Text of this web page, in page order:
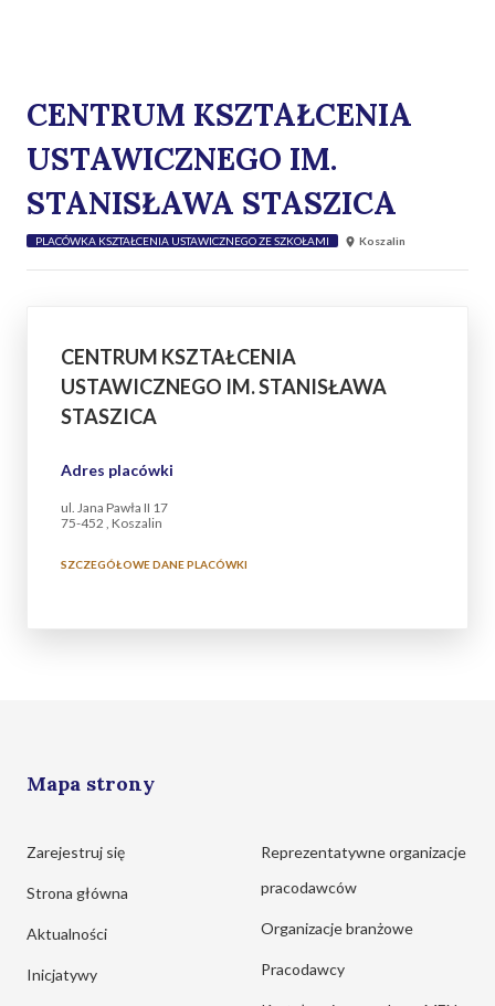
CENTRUM KSZTAŁCENIA
USTAWICZNEGO IM.
STANISŁAWA STASZICA
PLACÓWKA KSZTAŁCENIA USTAWICZNEGO ZE SZKOŁAMI Koszalin
CENTRUM KSZTAŁCENIA
USTAWICZNEGO IM. STANISŁAWA
STASZICA
Adres placówki
ul. Jana Pawła II 17
75-452 , Koszalin
SZCZEGÓŁOWE DANE PLACÓWKI
Mapa strony
Zarejestruj się
Strona główna
Aktualności
Inicjatywy
Reprezentatywne organizacje
pracodawców
Organizacje branżowe
Pracodawcy